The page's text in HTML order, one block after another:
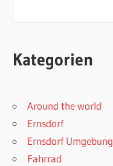
Kategorien
Around the world
Ernsdorf
Ernsdorf Umgebung
Fahrrad